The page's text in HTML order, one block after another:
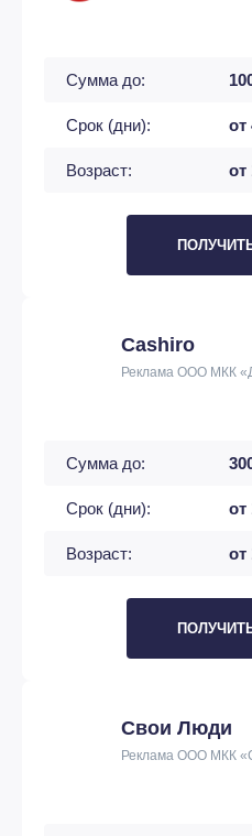
Сумма до:
Срок (дни): от
Возраст: от
Cashiro
Реклама ООО МКК
Сумма до:
Срок (дни): от
Возраст: от
Свои Люди
Реклама ООО МКК